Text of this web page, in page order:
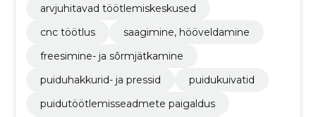
arvjuhitavad töötlemiskeskused
cnc töötlus
saagimine, hööveldamine
freesimine- ja sõrmjätkamine
puiduhakkurid- ja pressid
puidukuivatid
puidutöötlemisseadmete paigaldus